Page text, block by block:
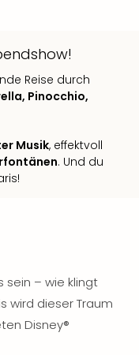
Reise durch
Pinocchio,
Musik, effektvoll
. Und du
sein – wie klingt
wird dieser Traum
Disney®